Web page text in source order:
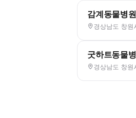
감계동물병원
경상남도 창원
굿하트동물
경상남도 창